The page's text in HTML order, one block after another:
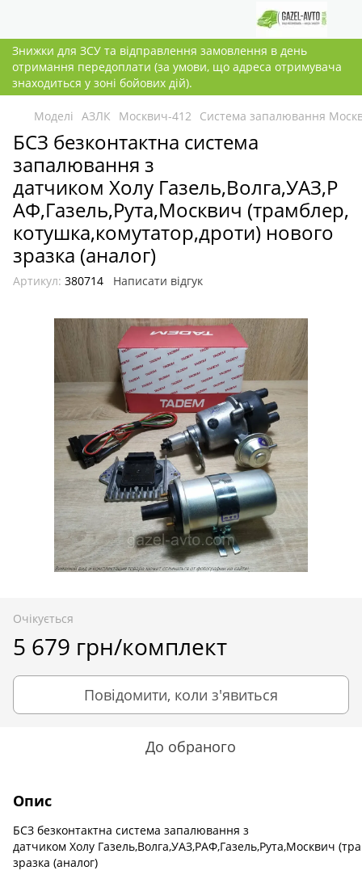
Знижки для ЗСУ та відправлення замовлення в день
отримання передоплати (за умови, що адреса отримувача
знаходиться у зоні бойових дій).
Моделі АЗЛК Москвич-412 Система запалювання
БСЗ безконтактна система
запалювання з
датчиком Холу Газель,Волга,УАЗ,Р
АФ,Газель,Рута,Москвич (трамблер,
котушка,комутатор,дроти) нового
зразка (аналог)
Артикул: 380714 Написати відгук
Очікується
5 679 грн/комплект
Повідомити, коли з'явиться
До обраного
Опис
БСЗ безконтактна система запалювання з
датчиком Холу Газель,Волга,УАЗ,РАФ,Газель,Рута,Москвич
зразка (аналог)